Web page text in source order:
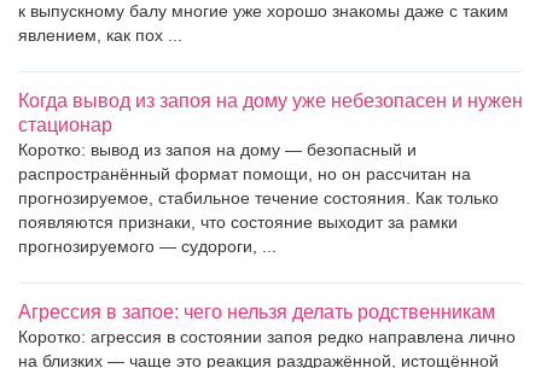
к выпускному балу многие уже хорошо знакомы даже с таким
явлением, как пох ...
Когда вывод из запоя на дому уже небезопасен и нужен
стационар
Коротко: вывод из запоя на дому — безопасный и
распространённый формат помощи, но он рассчитан на
прогнозируемое, стабильное течение состояния. Как только
появляются признаки, что состояние выходит за рамки
прогнозируемого — судороги, ...
Агрессия в запое: чего нельзя делать родственникам
Коротко: агрессия в состоянии запоя редко направлена лично
на близких — чаще это реакция раздражённой, истощённой